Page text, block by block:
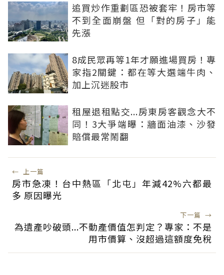
追買炒作重劃區恐被套牢！房市等
不到全面崩盤 但「對的房子」能
先漲
8成民眾再等1年才願進場買房！專
家指2關鍵：都在等大選端牛肉、
加上沉迷股市
租屋退租點交...房東房客觀念大不
同！3大爭端曝：牆面油漆、沙發
賠償最常鬧翻
← 上一篇
房市急凍！台中熱區「北屯」年減42%六都最
多 原因曝光
下一篇 →
為遺產吵破頭...不動產價值怎判定？專家：不是
用市價算、沒超過這額度免稅